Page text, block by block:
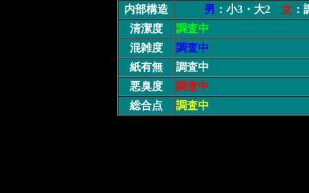
内部構造
男 ：小3・大2 女：
清潔度
調査中
混雑度
調査中
紙有無
調査中
悪臭度
調査中
総合点
調査中